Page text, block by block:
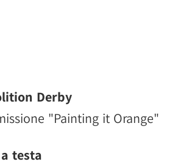
Derby
"Painting it Orange"
testa